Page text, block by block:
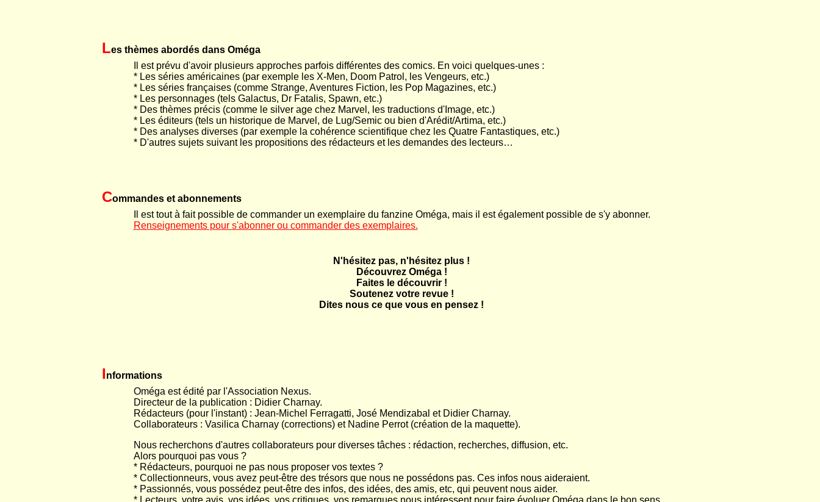
Les thèmes abordés dans Oméga
Il est prévu d'avoir plusieurs approches parfois différentes des comics. En voici quelques-unes :
* Les séries américaines (par exemple les X-Men, Doom Patrol, les Vengeurs, etc.)
* Les séries françaises (comme Strange, Aventures Fiction, les Pop Magazines, etc.)
* Les personnages (tels Galactus, Dr Fatalis, Spawn, etc.)
* Des thèmes précis (comme le silver age chez Marvel, les traductions d'Image, etc.)
* Les éditeurs (tels un historique de Marvel, de Lug/Semic ou bien d'Arédit/Artima, etc.)
* Des analyses diverses (par exemple la cohérence scientifique chez les Quatre Fantastiques, etc.)
* D'autres sujets suivant les propositions des rédacteurs et les demandes des lecteurs…
Commandes et abonnements
Il est tout à fait possible de commander un exemplaire du fanzine Oméga, mais il est également possible de s'y abonner.
Renseignements pour s'abonner ou commander des exemplaires.
N'hésitez pas, n'hésitez plus !
Découvrez Oméga !
Faites le découvrir !
Soutenez votre revue !
Dites nous ce que vous en pensez !
Informations
Oméga est édité par l'Association Nexus.
Directeur de la publication : Didier Charnay.
Rédacteurs (pour l'instant) : Jean-Michel Ferragatti, José Mendizabal et Didier Charnay.
Collaborateurs : Vasilica Charnay (corrections) et Nadine Perrot (création de la maquette).
Nous recherchons d'autres collaborateurs pour diverses tâches : rédaction, recherches, diffusion, etc.
Alors pourquoi pas vous ?
* Rédacteurs, pourquoi ne pas nous proposer vos textes ?
* Collectionneurs, vous avez peut-être des trésors que nous ne possédons pas. Ces infos nous aideraient.
* Passionnés, vous possédez peut-être des infos, des idées, des amis, etc, qui peuvent nous aider.
* Lecteurs, votre avis, vos idées, vos critiques, vos remarques nous intéressent pour faire évoluer Oméga dans le bon sens...